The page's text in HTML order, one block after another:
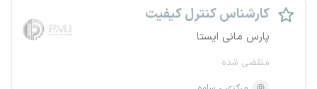
کارشناس کنترل کیفیت
پارس مانی ایستا
منقضی شده